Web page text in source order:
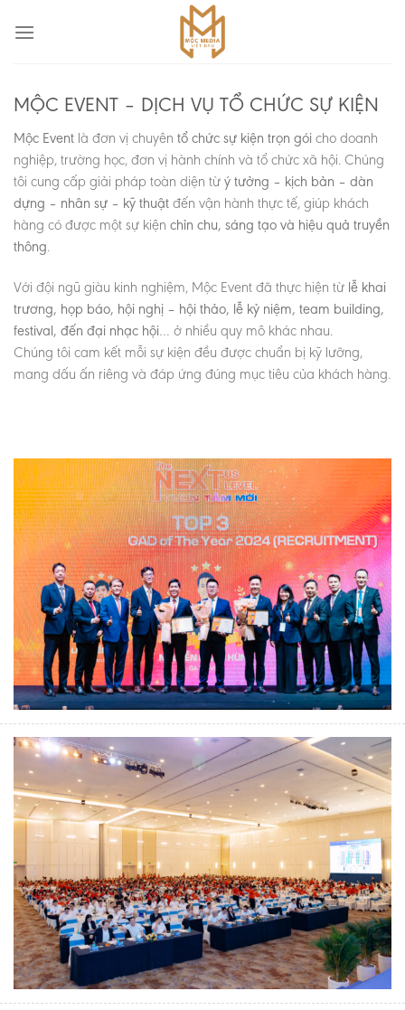
MỘC EVENT – DỊCH VỤ TỔ CHỨC SỰ KIỆN
Mộc Event là đơn vị chuyên tổ chức sự kiện trọn gói cho doanh
nghiệp, trường học, đơn vị hành chính và tổ chức xã hội. Chúng
tôi cung cấp giải pháp toàn diện từ ý tưởng – kịch bản – dàn
dựng – nhân sự – kỹ thuật đến vận hành thực tế, giúp khách
hàng có được một sự kiện chỉn chu, sáng tạo và hiệu quả truyền
thông.
Với đội ngũ giàu kinh nghiệm, Mộc Event đã thực hiện từ lễ khai
trương, họp báo, hội nghị – hội thảo, lễ kỷ niệm, team building,
festival, đến đại nhạc hội… ở nhiều quy mô khác nhau.
Chúng tôi cam kết mỗi sự kiện đều được chuẩn bị kỹ lưỡng,
mang dấu ấn riêng và đáp ứng đúng mục tiêu của khách hàng.